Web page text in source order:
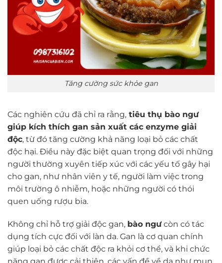
Tăng cường sức khỏe gan
Các nghiên cứu đã chỉ ra rằng, tiêu thụ bào ngư
giúp kích thích gan sản xuất các enzyme giải
độc, từ đó tăng cường khả năng loại bỏ các chất
độc hại. Điều này đặc biệt quan trọng đối với những
người thường xuyên tiếp xúc với các yếu tố gây hại
cho gan, như nhân viên y tế, người làm việc trong
môi trường ô nhiễm, hoặc những người có thói
quen uống rượu bia.
Không chỉ hỗ trợ giải độc gan, bào ngưcòn có tác
dụng tích cực đối với làn da. Gan là cơ quan chính
giúp loại bỏ các chất độc ra khỏi cơ thể, và khi chức
năng gan được cải thiện, các vấn đề về da như mụn,